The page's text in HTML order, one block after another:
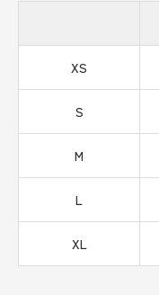
XS
S
M
L
XL